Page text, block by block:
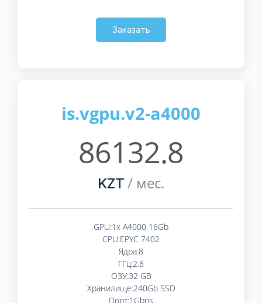
Заказать
is.vgpu.v2-a4000
86132.8
KZT / мес.
GPU:1x A4000 16Gb
CPU:EPYC 7402
Ядра:8
ГГц:2.8
ОЗУ:32 GB
Хранилище:240Gb SSD
Порт:1Gbps